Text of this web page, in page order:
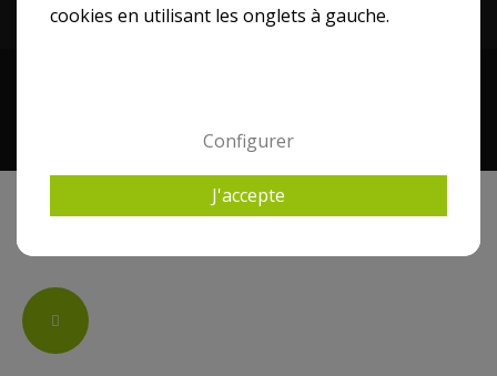
Change
cookies en utilisant les onglets à gauche.
Configurer
J'accepte